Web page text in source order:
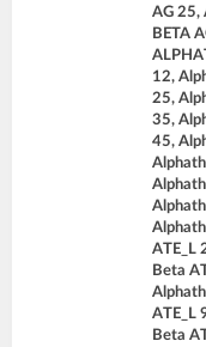
AG 25,
BETA
12,
25,
35,
45,
ATE_L
Beta
ATE_L
Beta